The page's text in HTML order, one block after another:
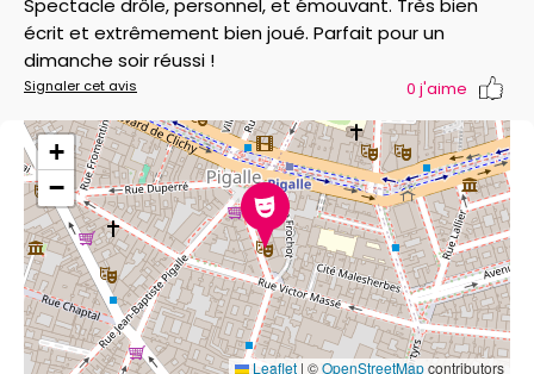
Spectacle drôle, personnel, et émouvant. Très bien
écrit et extrêmement bien joué. Parfait pour un
dimanche soir réussi !
Signaler cet avis 0 j'aime
+
−
Leaflet | ©OpenStreetMapcontributors